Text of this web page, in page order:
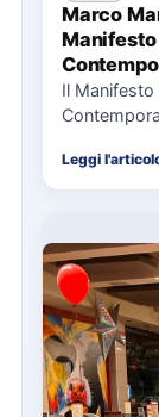
Marco
per il
Il
Leggi